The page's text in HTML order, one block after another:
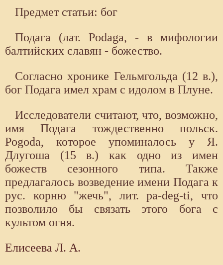
Предмет статьи: бог
Подага (лат. Podaga, - в мифологии
балтийских славян - божество.
Согласно хронике Гельмгольда (12 в.),
бог Подага имел храм с идолом в Плуне.
Исследователи считают, что, возможно,
имя Подага тождественно польск.
Pogoda, которое упоминалось у Я.
Длугоша (15 в.) как одно из имен
божеств сезонного типа. Также
предлагалось возведение имени Подага к
рус. корню "жечь", лит. pa-deg-ti, что
позволило бы связать этого бога с
культом огня.
Елисеева Л. А.